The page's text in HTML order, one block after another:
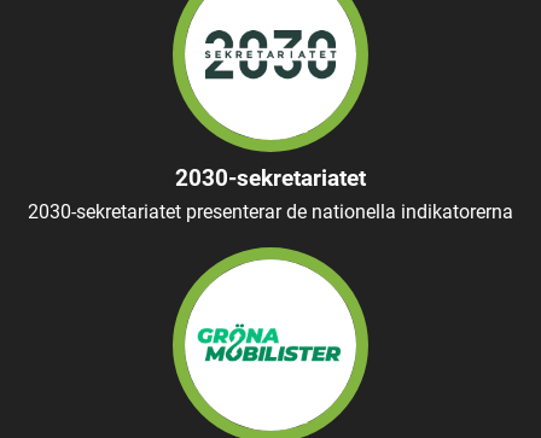
2030-sekretariatet
2030-sekretariatet presenterar de nationella indikatorerna